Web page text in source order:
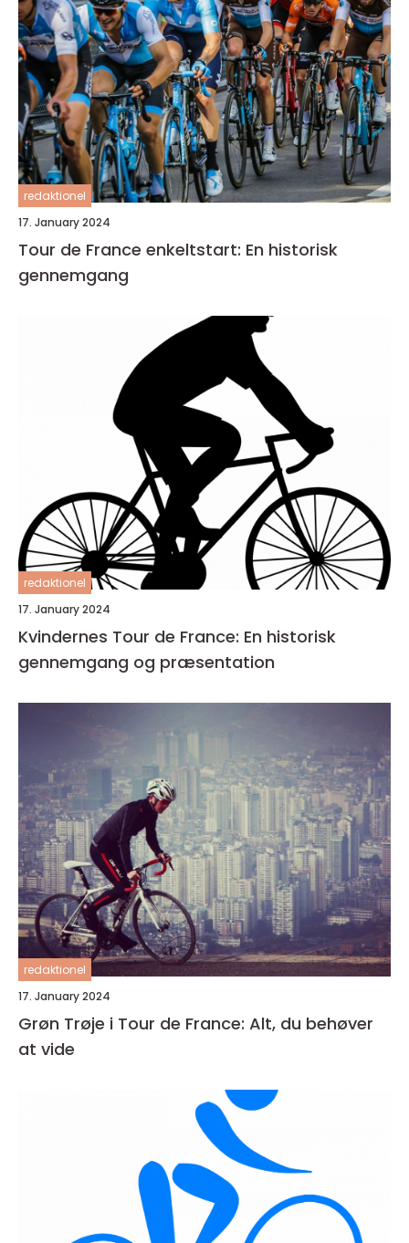
redaktionel
17. January 2024
Tour de France enkeltstart: En historisk
gennemgang
redaktionel
17. January 2024
Kvindernes Tour de France: En historisk
gennemgang og præsentation
redaktionel
17. January 2024
Grøn Trøje i Tour de France: Alt, du behøver
at vide